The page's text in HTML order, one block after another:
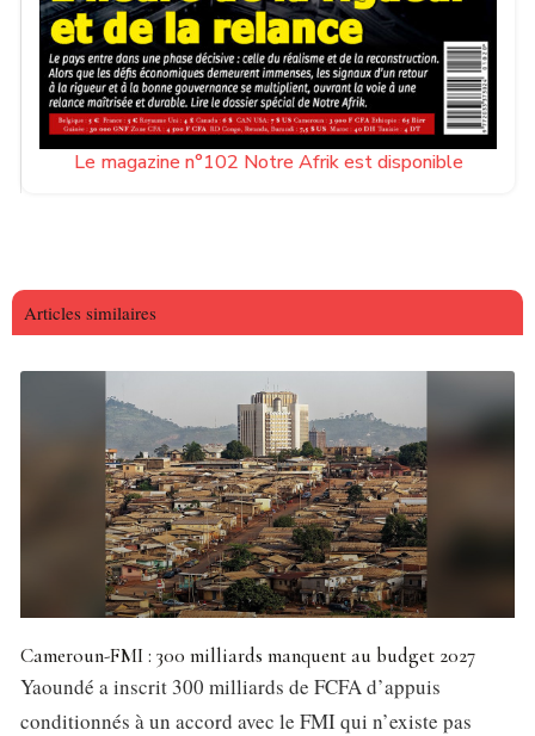
Le magazine n°102 Notre Afrik est disponible
Articles similaires
Cameroun-FMI : 300 milliards manquent au budget 2027
Yaoundé a inscrit 300 milliards de FCFA d’appuis
conditionnés à un accord avec le FMI qui n’existe pas